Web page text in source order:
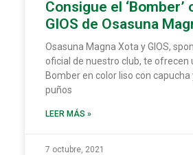
Consigue el ‘Bomber’
GIOS de Osasuna
Osasuna Magna Xota y GIOS,
oficial de nuestro club, te ofrecen
Bomber en color liso con capucha
puños
LEER MÁS »
7 octubre, 2021